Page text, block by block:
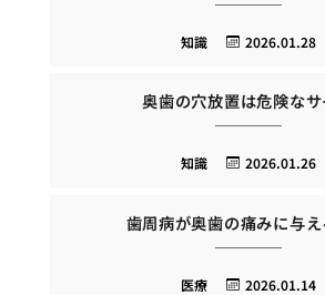
2026.01.28
知識
奥歯の穴放置は危険な
2026.01.26
知識
歯周病が奥歯の痛みに与
2026.01.14
医療